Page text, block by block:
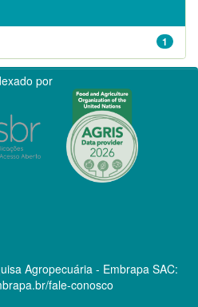
1
por
Agropecuária - Embrapa SAC:
fale-conosco